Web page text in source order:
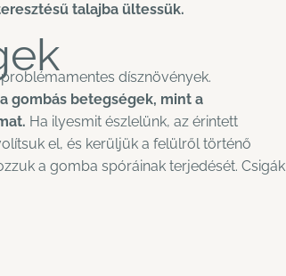
talajba ültessük.
dísznövények.
gombás betegségek, mint a
Ha ilyesmit észlelünk, az érintett
el, és kerüljük a felülről történő
a gomba spóráinak terjedését. Csigák